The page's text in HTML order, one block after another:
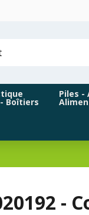
Boîtiers
Piles -
-